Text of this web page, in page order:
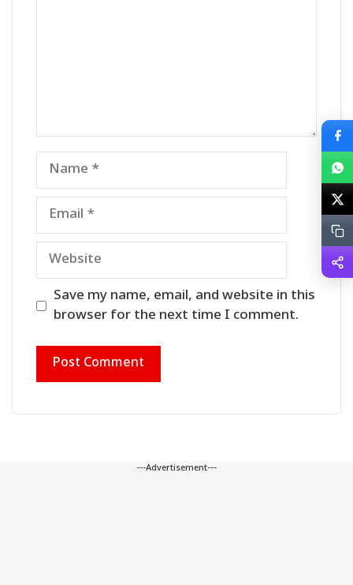
Name
Email
Website
Save my name, email, and website in this
browser for the next time I comment.
---Advertisement---